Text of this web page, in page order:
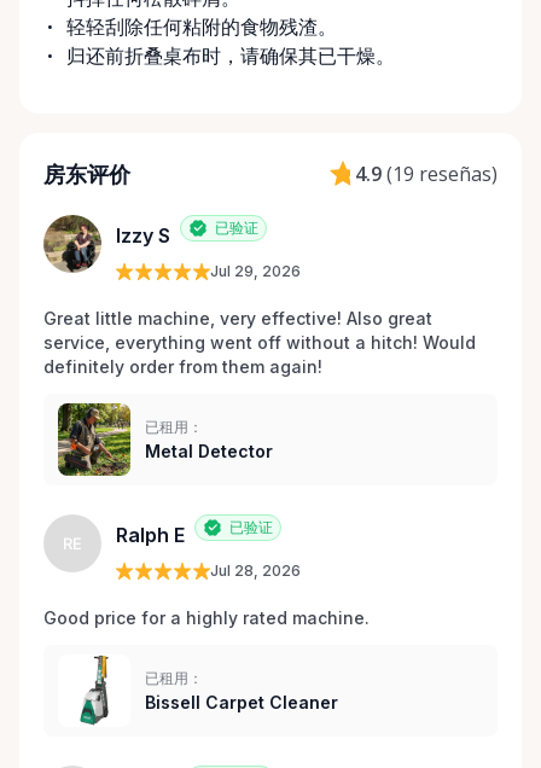
轻轻刮除任何粘附的食物残渣。
归还前折叠桌布时，请确保其已干燥。
房东评价 4.9(19 reseñas)
Izzy S 已验证
Jul 29, 2026
Great little machine, very effective! Also great
service, everything went off without a hitch! Would
definitely order from them again!
已租用：
Metal Detector
RE Ralph E 已验证
Jul 28, 2026
Good price for a highly rated machine.
已租用：
Bissell Carpet Cleaner